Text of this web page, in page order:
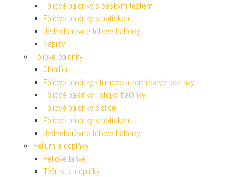
Fóliové balónky s českým textem
Fóliové balónky s potiskem
Jednobarevné fóliové balónky
Nápisy
Fóliové balónky
Chodící
Fóliové balónky - filmové a komiksové postavy
Fóliové balónky - stojící balónky
Fóliové balónky číslice
Fóliové balónky s potiskem
Jednobarevné fóliové balónky
Helium a doplňky
Heliové lahve
Těžítka a doplňky